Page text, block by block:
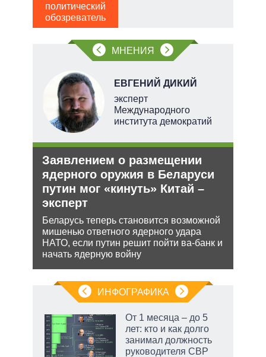
политический
обозреватель
МНЕНИЯ
ЕВГЕНИЙ ДИКИЙ
эксперт
Международного
института демократий
Заявлением о размещении
ядерного оружия в Беларуси
путин мог «кинуть» Китай –
эксперт
Беларусь теперь становится возможной
мишенью ответного ядерного удара
НАТО, если путин решит пойти ва-банк и
начать ядерную войну
ИНФОГРАФИКА
От 1 месяца – до 5
лет: кто и как долго
занимал должность
руководителя СВР